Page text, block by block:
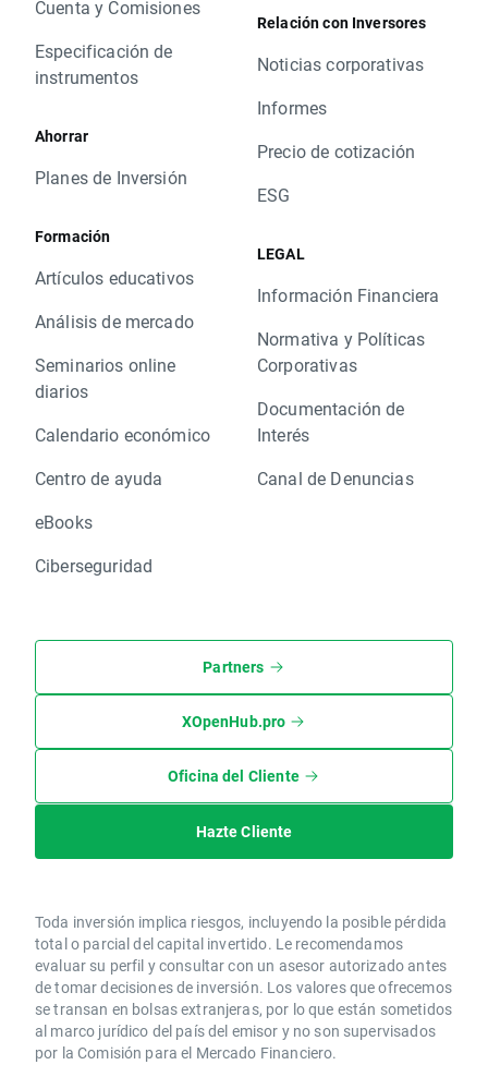
Cuenta y Comisiones
Especificación de
instrumentos
Ahorrar
Planes de Inversión
Formación
Artículos educativos
Análisis de mercado
Seminarios online
diarios
Calendario económico
Centro de ayuda
eBooks
Ciberseguridad
Relación con Inversores
Noticias corporativas
Informes
Precio de cotización
ESG
LEGAL
Información Financiera
Normativa y Políticas
Corporativas
Documentación de
Interés
Canal de Denuncias
Partners
XOpenHub.pro
Oficina del Cliente
Hazte Cliente
Toda inversión implica riesgos, incluyendo la posible pérdida
total o parcial del capital invertido. Le recomendamos
evaluar su perfil y consultar con un asesor autorizado antes
de tomar decisiones de inversión. Los valores que ofrecemos
se transan en bolsas extranjeras, por lo que están sometidos
al marco jurídico del país del emisor y no son supervisados
por la Comisión para el Mercado Financiero.